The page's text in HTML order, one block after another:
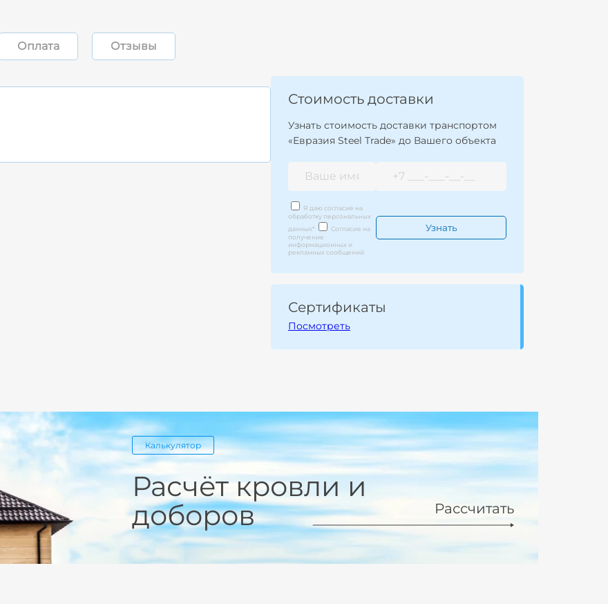
Оплата Отзывы
Стоимость доставки
Узнать стоимость доставки транспортом
«Евразия Steel Trade» до Вашего объекта
Я даю согласие на
обработку персональных
данных*
Согласие на
получение
информационных и
рекламных сообщений
Сертификаты
Посмотреть
Калькулятор
Расчёт кровли и
доборов
Рассчитать